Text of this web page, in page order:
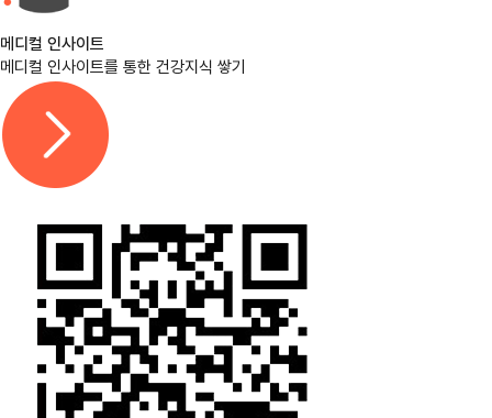
메디컬 인사이트
메디컬 인사이트를 통한 건강지식 쌓기